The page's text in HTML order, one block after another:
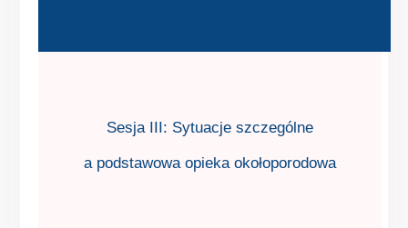
Sesja III: Sytuacje szczególne
a podstawowa opieka okołoporodowa